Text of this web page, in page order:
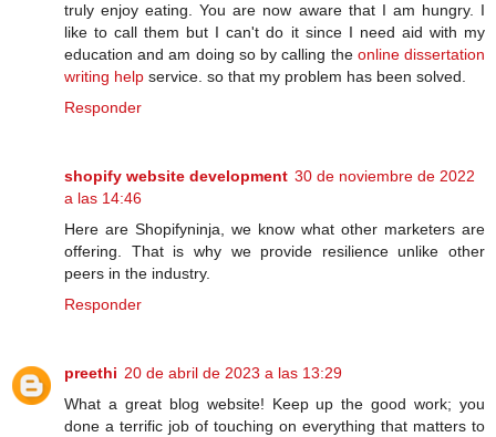
truly enjoy eating. You are now aware that I am hungry. I
like to call them but I can't do it since I need aid with my
education and am doing so by calling the online dissertation
writing help service. so that my problem has been solved.
Responder
shopify website development 30 de noviembre de 2022
a las 14:46
Here are Shopifyninja, we know what other marketers are
offering. That is why we provide resilience unlike other
peers in the industry.
Responder
preethi 20 de abril de 2023 a las 13:29
What a great blog website! Keep up the good work; you
done a terrific job of touching on everything that matters to